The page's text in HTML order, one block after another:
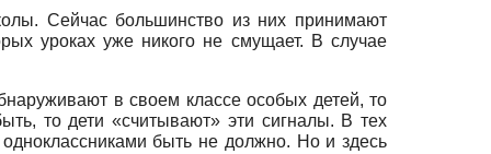
Сейчас большинство из них принимают
уроках уже никого не смущает. В случае
в своем классе особых детей, то
то дети «считывают» эти сигналы. В тех
быть не должно. Но и здесь